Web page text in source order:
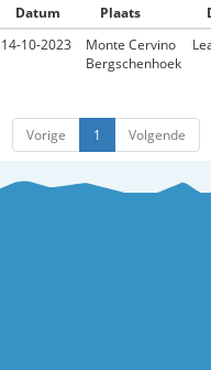
Datum Plaats
14-10-2023
Monte Cervino
Bergschenhoek
Vorige
1 Volgende